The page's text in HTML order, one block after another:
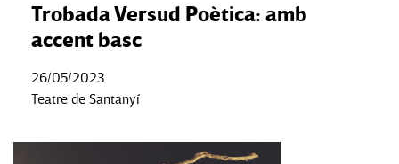
Trobada Versud Poètica: amb
accent basc
26/05/2023
Teatre de Santanyí